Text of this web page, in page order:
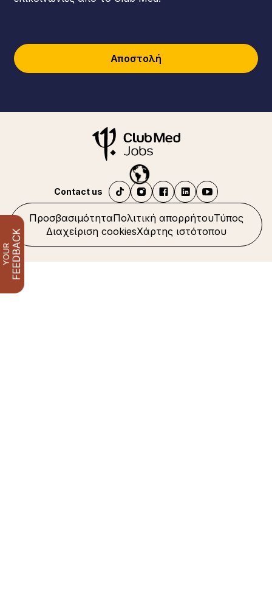
Αποστολή
ΠροσβασιμότηταΠολιτική απορρήτουΤύπος
Διαχείριση cookiesΧάρτης ιστότοπου
Contact us